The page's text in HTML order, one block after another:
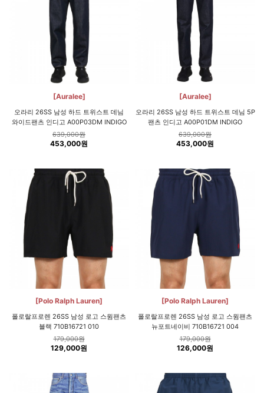
[Auralee]
오라리 26SS 남성 하드 트위스트 데님
와이드팬츠 인디고 A00P03DM INDIGO
639,000원
453,000원
[Auralee]
오라리 26SS 남성 하드 트위스트 데님 5P
팬츠 인디고 A00P01DM INDIGO
639,000원
453,000원
[Polo Ralph Lauren]
폴로랄프로렌 26SS 남성 로고 스윔팬츠
블랙 710B16721 010
179,000원
129,000원
[Polo Ralph Lauren]
폴로랄프로렌 26SS 남성 로고 스윔팬츠
뉴포트네이비 710B16721 004
179,000원
126,000원